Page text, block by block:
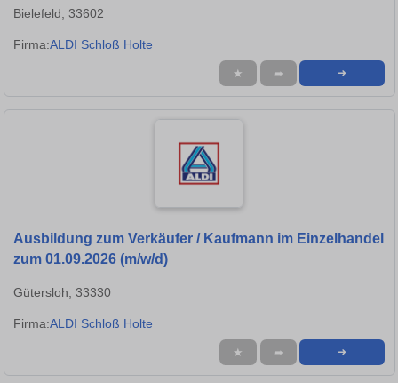
Bielefeld, 33602
Firma:ALDI Schloß Holte
★ ➦ ➜
Ausbildung zum Verkäufer / Kaufmann im Einzelhandel
zum 01.09.2026 (m/w/d)
Gütersloh, 33330
Firma:ALDI Schloß Holte
★ ➦ ➜